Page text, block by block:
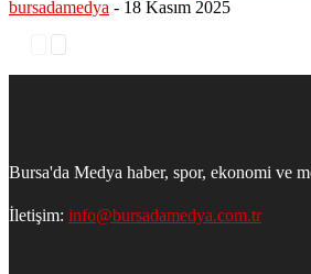
bursadamedya - 18 Kasım 2025
Bursa'da Medya haber, spor, ekonomi ve
İletişim: info@bursadamedya.com.tr